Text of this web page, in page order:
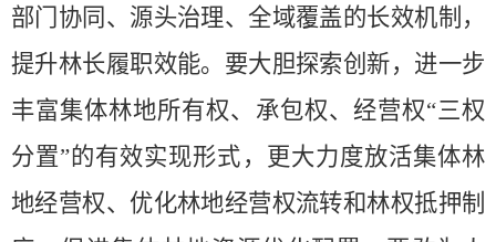
部门协同、源头治理、全域覆盖的长效机制，
提升林长履职效能。要大胆探索创新，进一步
丰富集体林地所有权、承包权、经营权“三权
分置”的有效实现形式，更大力度放活集体林
地经营权、优化林地经营权流转和林权抵押制